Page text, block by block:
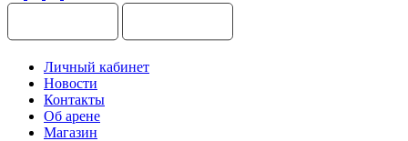
Личный кабинет
Новости
Контакты
Об арене
Магазин